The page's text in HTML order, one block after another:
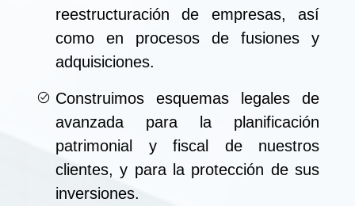
reestructuración de empresas, así
como en procesos de fusiones y
adquisiciones.
Construimos esquemas legales de
avanzada para la planificación
patrimonial y fiscal de nuestros
clientes, y para la protección de sus
inversiones.